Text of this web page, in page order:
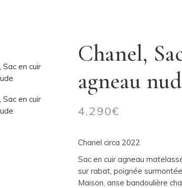
Chanel,
agneau
4.290€
Chanel circa 2022
Sac en cuir agneau
sur rabat, poignée
Maison, anse bandoulière